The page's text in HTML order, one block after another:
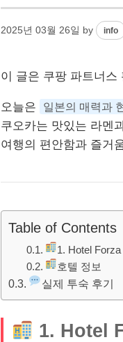
2025년 03월 26일 by info
이 글은 쿠팡 파트너스
오늘은 일본의 매력과
쿠오카는 맛있는 라멘
여행의 편안함과 즐거
Table of Contents
1. Hotel
호텔 정보
실제 투숙 후기
1. Hotel